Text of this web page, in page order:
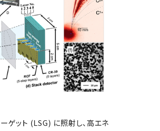
ゲット (LSG) に照射し、高エネ